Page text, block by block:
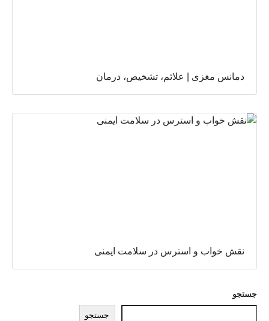
دمانس مغزی | علائم، تشخیص، درمان
نقش خواب و استرس در سلامت ایمنی
جستجو
جستجو